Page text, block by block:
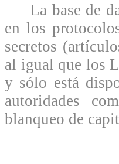
La base de
en los
secretos
al igual que los
y sólo está
autoridades
blanqueo de